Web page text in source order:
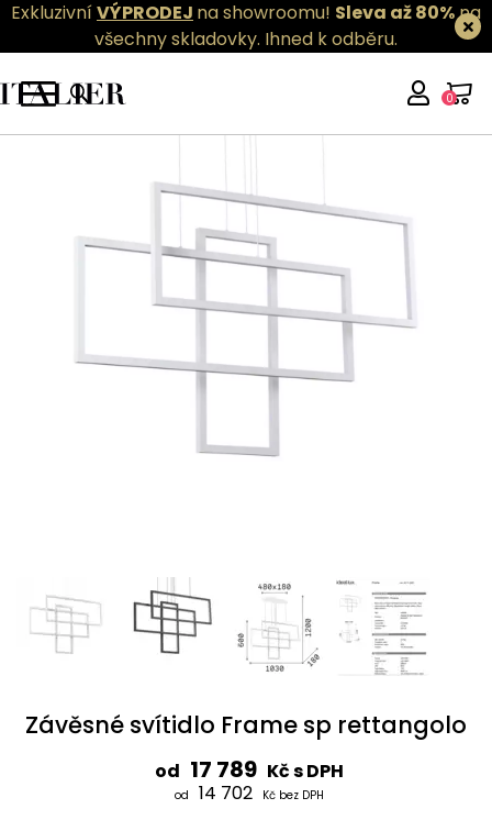
ExkluzivníVÝPRODEJ na showroomu! Sleva až 80%na
všechny skladovky. Ihned k odběru.
0
Závěsné svítidlo Frame sp rettangolo
od 17 789 Kč s DPH
od 14 702 Kč bez DPH